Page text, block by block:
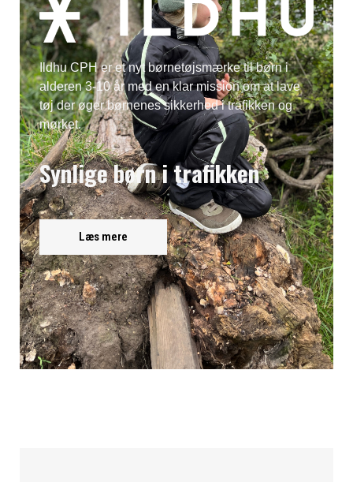
Ildhu CPH er et nyt børnetøjsmærke til børn i
alderen 3-10 år med en klar mission om at lave
tøj der øger børnenes sikkerhed i trafikken og
mørket.
Synlige børn i trafikken
Læs mere